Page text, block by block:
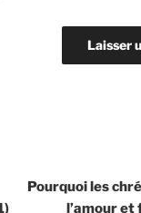
Pourquoi les
l’amour et